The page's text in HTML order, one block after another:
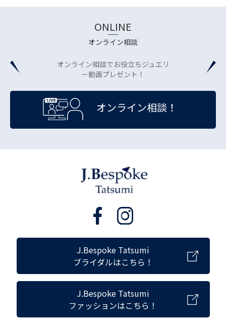
ONLINE
オンライン相談
オンライン相談でお役立ちジュエリ
ー動画プレゼント！
オンライン相談！
J.Bespoke Tatsumi
ブライダルはこちら！
J.Bespoke Tatsumi
ファッションはこちら！